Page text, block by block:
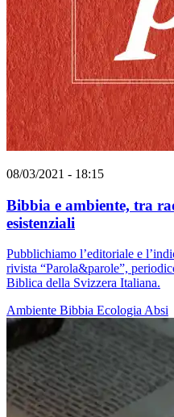
08/03/2021 - 18:15
Bibbia e ambiente, tra
esistenziali
Pubblichiamo l’editoriale e
rivista “Parola&parole”,
Biblica della Svizzera Italiana.
Ambiente Bibbia Ecologia Absi